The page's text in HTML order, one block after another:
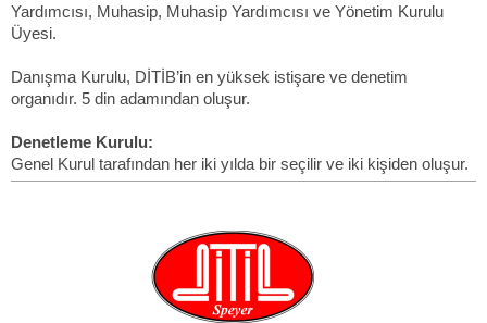
Yardımcısı, Muhasip, Muhasip Yardımcısı ve Yönetim Kurulu
Üyesi.
Danışma Kurulu, DİTİB’in en yüksek istişare ve denetim
organıdır. 5 din adamından oluşur.
Denetleme Kurulu:
Genel Kurul tarafından her iki yılda bir seçilir ve iki kişiden oluşur.